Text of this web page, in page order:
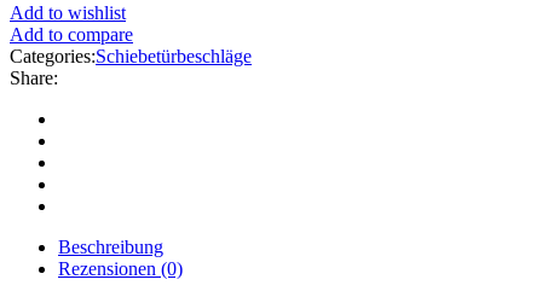
Add to wishlist
Add to compare
Categories:Schiebetürbeschläge
Share:
Beschreibung
Rezensionen (0)